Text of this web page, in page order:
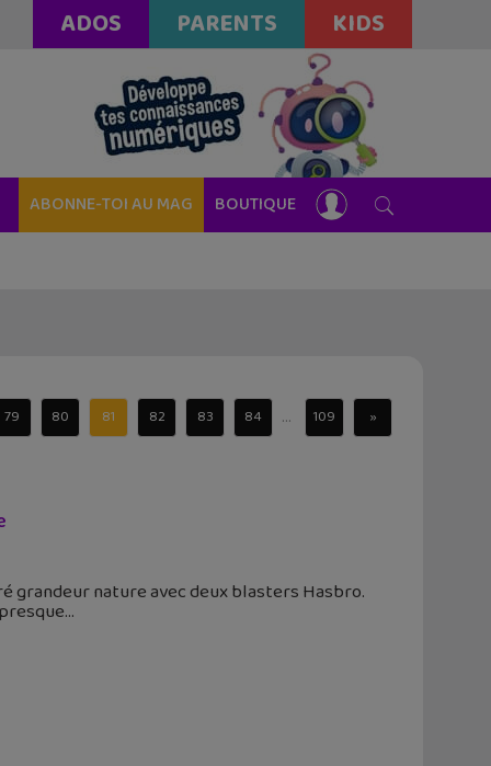
ADOS PARENTS KIDS
ABONNE-TOI AU MAG BOUTIQUE
79 80 81 82 83 84 ... 109 »
grandeur nature avec deux blasters Hasbro.